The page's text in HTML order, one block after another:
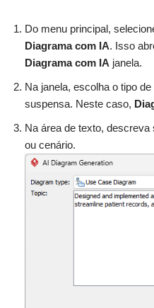
Do menu principal,
Diagrama com IA. Isso
Diagrama com IA janela.
Na janela, escolha o tipo
suspensa. Neste caso,
Na área de texto,
ou cenário.